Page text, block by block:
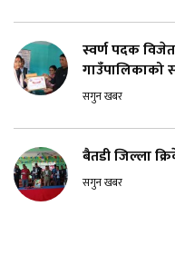
स्वर्ण पदक
गाउँपालिकाको
सगुन खबर
बैतडी जिल्ला
सगुन खबर